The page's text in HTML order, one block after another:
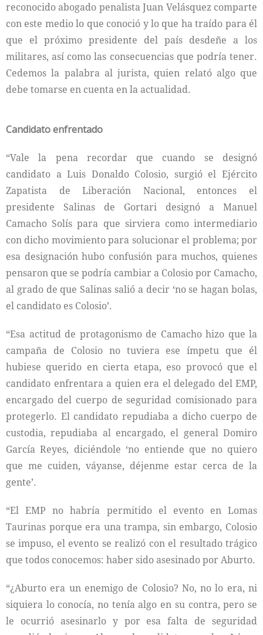
reconocido abogado penalista Juan Velásquez comparte
con este medio lo que conoció y lo que ha traído para él
que el próximo presidente del país desdeñe a los
militares, así como las consecuencias que podría tener.
Cedemos la palabra al jurista, quien relató algo que
debe tomarse en cuenta en la actualidad.
Candidato enfrentado
“Vale la pena recordar que cuando se designó
candidato a Luis Donaldo Colosio, surgió el Ejército
Zapatista de Liberación Nacional, entonces el
presidente Salinas de Gortari designó a Manuel
Camacho Solís para que sirviera como intermediario
con dicho movimiento para solucionar el problema; por
esa designación hubo confusión para muchos, quienes
pensaron que se podría cambiar a Colosio por Camacho,
al grado de que Salinas salió a decir ‘no se hagan bolas,
el candidato es Colosio’.
“Esa actitud de protagonismo de Camacho hizo que la
campaña de Colosio no tuviera ese ímpetu que él
hubiese querido en cierta etapa, eso provocó que el
candidato enfrentara a quien era el delegado del EMP,
encargado del cuerpo de seguridad comisionado para
protegerlo. El candidato repudiaba a dicho cuerpo de
custodia, repudiaba al encargado, el general Domiro
García Reyes, diciéndole ‘no entiende que no quiero
que me cuiden, váyanse, déjenme estar cerca de la
gente’.
“El EMP no habría permitido el evento en Lomas
Taurinas porque era una trampa, sin embargo, Colosio
se impuso, el evento se realizó con el resultado trágico
que todos conocemos: haber sido asesinado por Aburto.
“¿Aburto era un enemigo de Colosio? No, no lo era, ni
siquiera lo conocía, no tenía algo en su contra, pero se
le ocurrió asesinarlo y por esa falta de seguridad